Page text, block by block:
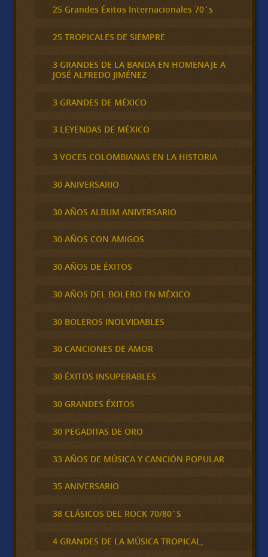
25 Grandes Éxitos Internacionales 70´s
25 TROPICALES DE SIEMPRE
3 GRANDES DE LA BANDA EN HOMENAJE A
JOSÉ ALFREDO JIMÉNEZ
3 GRANDES DE MÉXICO
3 LEYENDAS DE MÉXICO
3 VOCES COLOMBIANAS EN LA HISTORIA
30 ANIVERSARIO
30 AÑOS ALBUM ANIVERSARIO
30 AÑOS CON AMIGOS
30 AÑOS DE ÉXITOS
30 AÑOS DEL BOLERO EN MÉXICO
30 BOLEROS INOLVIDABLES
30 CANCIONES DE AMOR
30 ÉXITOS INSUPERABLES
30 GRANDES ÉXITOS
30 PEGADITAS DE ORO
33 AÑOS DE MÚSICA Y CANCIÓN POPULAR
35 ANIVERSARIO
38 CLÁSICOS DEL ROCK 70/80´S
4 GRANDES DE LA MÚSICA TROPICAL,